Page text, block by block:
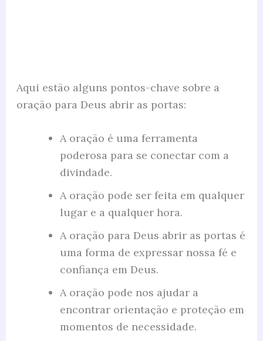
Aqui estão alguns pontos-chave sobre a
oração para Deus abrir as portas:
A oração é uma ferramenta
poderosa para se conectar com a
divindade.
A oração pode ser feita em qualquer
lugar e a qualquer hora.
A oração para Deus abrir as portas é
uma forma de expressar nossa fé e
confiança em Deus.
A oração pode nos ajudar a
encontrar orientação e proteção em
momentos de necessidade.